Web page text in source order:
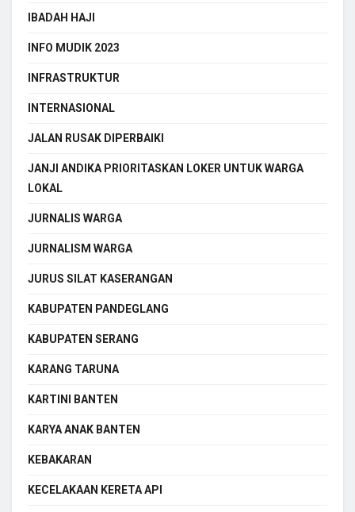
IBADAH HAJI
INFO MUDIK 2023
INFRASTRUKTUR
INTERNASIONAL
JALAN RUSAK DIPERBAIKI
JANJI ANDIKA PRIORITASKAN LOKER UNTUK WARGA
LOKAL
JURNALIS WARGA
JURNALISM WARGA
JURUS SILAT KASERANGAN
KABUPATEN PANDEGLANG
KABUPATEN SERANG
KARANG TARUNA
KARTINI BANTEN
KARYA ANAK BANTEN
KEBAKARAN
KECELAKAAN KERETA API